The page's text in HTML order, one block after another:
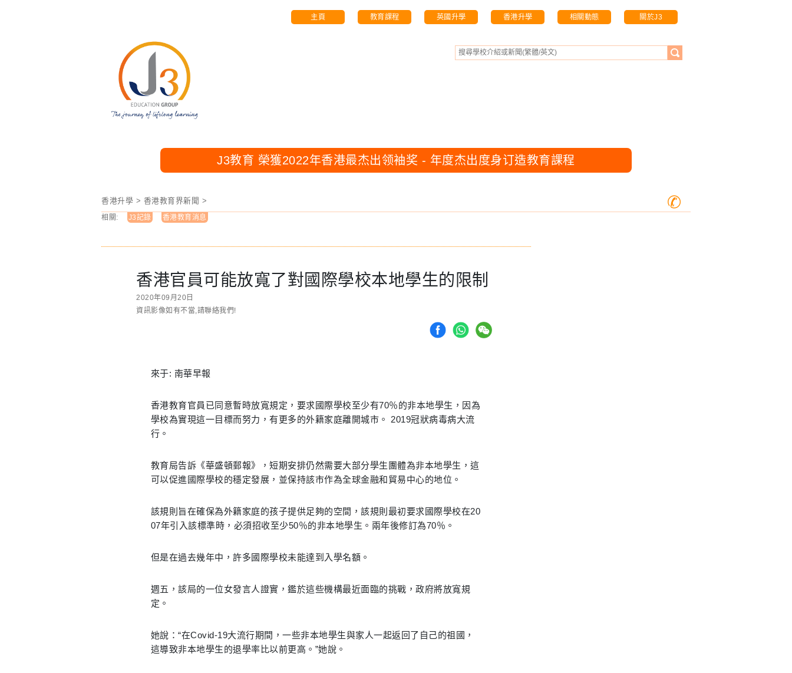
主頁 教育課程 英國升學 香港升學 相關動態 關於J3
J3教育 榮獲2022年香港最杰出领袖奖 - 年度杰出度身订造教育課程
香港升學 > 香港教育界新聞 > ✆
相關: J3記錄 香港教育消息
香港官員可能放寬了對國際學校本地學生的限制
2020年09月20日
資訊影像如有不當,請聯絡我們!
來于: 南華早報
香港教育官員已同意暫時放寬規定，要求國際學校至少有70％的非本地學生，因為
學校為實現這一目標而努力，有更多的外籍家庭離開城市。 2019冠狀病毒病大流
行。
教育局告訴《華盛頓郵報》，短期安排仍然需要大部分學生團體為非本地學生，這
可以促進國際學校的穩定發展，並保持該市作為全球金融和貿易中心的地位。
該規則旨在確保為外籍家庭的孩子提供足夠的空間，該規則最初要求國際學校在20
07年引入該標準時，必須招收至少50％的非本地學生。兩年後修訂為70％。
但是在過去幾年中，許多國際學校未能達到入學名額。
週五，該局的一位女發言人證實，鑑於這些機構最近面臨的挑戰，政府將放寬規
定。
她說：“在Covid-19大流行期間，一些非本地學生與家人一起返回了自己的祖國，
這導致非本地學生的退學率比以前更高。”她說。